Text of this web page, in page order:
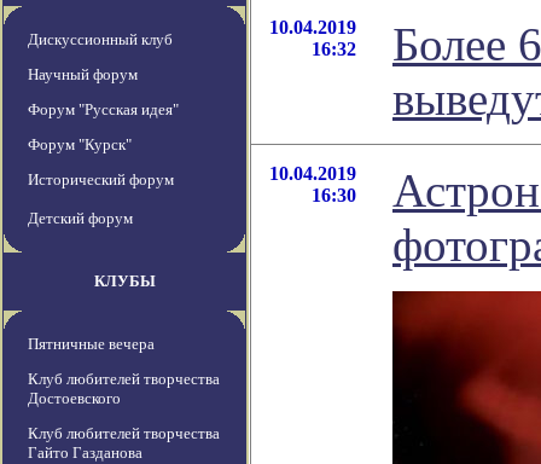
Дискуссионный клуб
Научный форум
Форум "Русская идея"
Форум "Курск"
Исторический форум
Детский форум
КЛУБЫ
Пятничные вечера
Клуб любителей творчества
Достоевского
Клуб любителей творчества
Гайто Газданова
10.04.2019
16:32
Более
10.04.2019
16:30